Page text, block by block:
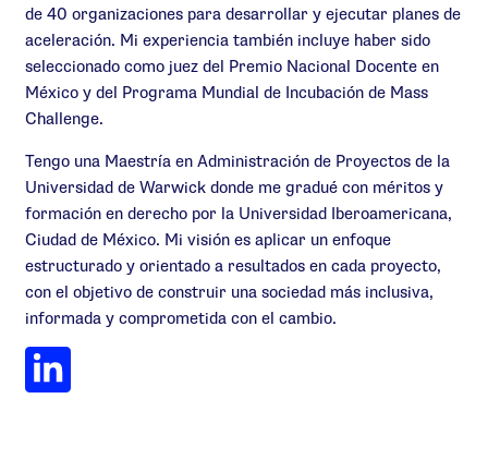
de 40 organizaciones para desarrollar y ejecutar planes de
aceleración. Mi experiencia también incluye haber sido
seleccionado como juez del Premio Nacional Docente en
México y del Programa Mundial de Incubación de Mass
Challenge.
Tengo una Maestría en Administración de Proyectos de la
Universidad de Warwick donde me gradué con méritos y
formación en derecho por la Universidad Iberoamericana,
Ciudad de México. Mi visión es aplicar un enfoque
estructurado y orientado a resultados en cada proyecto,
con el objetivo de construir una sociedad más inclusiva,
informada y comprometida con el cambio.